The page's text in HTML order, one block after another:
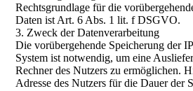
Rechtsgrundlage für die
Daten ist Art. 6 Abs. 1 lit. f DSGVO.
3. Zweck der Datenverarbeitung
Die vorübergehende Speicherung der
System ist notwendig, um eine
Rechner des Nutzers zu ermöglichen.
Adresse des Nutzers für die Dauer der